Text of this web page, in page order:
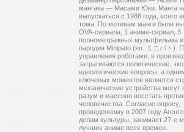
мангака — Масами Юки. Манга
выпускаться с 1988 года, всего
тома. По мотивам манги были
OVA-сериала, 1 аниме-сериал, 3
полнометражных мультфильма
пародия Minipato (яп. ミニパト).
управления роботами, в
затрагиваются политические,
идеологические вопросы, а
ключевых моментов является
механические устройства могут
разум и массово восстать
человечества. Согласно опросу,
проведенному в 2007 году
делам культуры, занимает 27-е
лучших аниме всех времен.